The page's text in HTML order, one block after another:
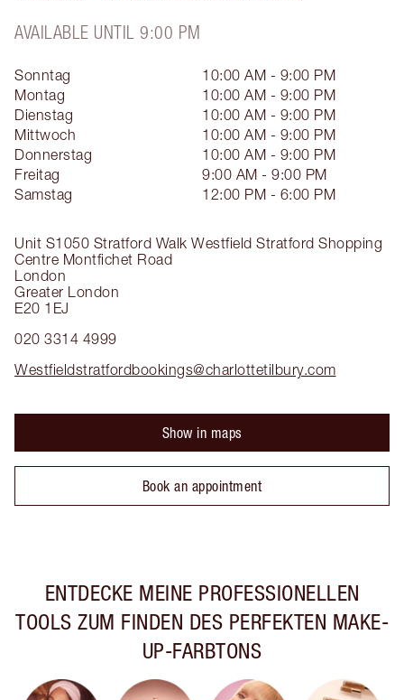
AVAILABLE UNTIL 9:00 PM
Unit S1050 Stratford Walk Westfield Stratford Shopping
Centre Montfichet Road
London
Greater London
E20 1EJ
020 3314 4999
Westfieldstratfordbookings@charlottetilbury.com
Sonntag
10:00 AM - 9:00 PM
Montag
10:00 AM - 9:00 PM
Dienstag
10:00 AM - 9:00 PM
Mittwoch
10:00 AM - 9:00 PM
Donnerstag
10:00 AM - 9:00 PM
Freitag
9:00 AM - 9:00 PM
Samstag
12:00 PM - 6:00 PM
Show in maps
Book an appointment
ENTDECKE MEINE PROFESSIONELLEN
TOOLS ZUM FINDEN DES PERFEKTEN MAKE-
UP-FARBTONS